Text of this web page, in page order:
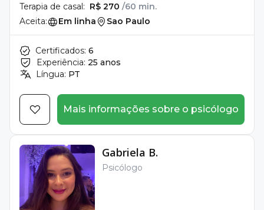
Terapia de casal: R$ 270 /60 min.
Aceita:
Em linha Sao Paulo
Certificados: 6
Experiência: 25 anos
Língua: PT
Mais informações sobre o psicólogo
Gabriela B.
Psicólogo